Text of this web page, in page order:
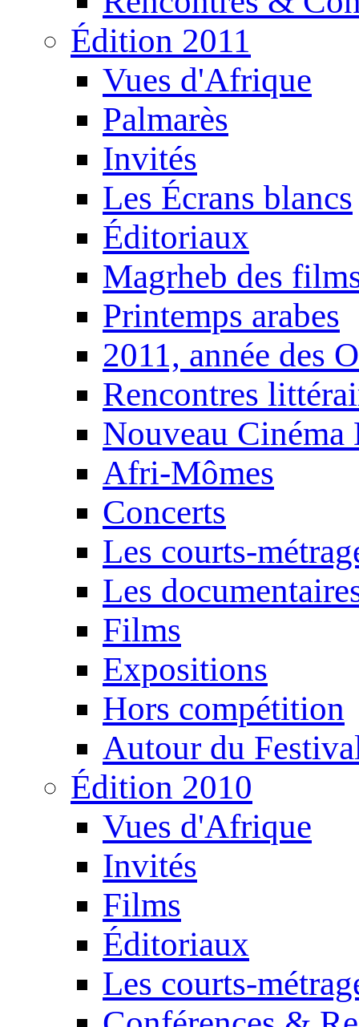
Édition 2011
Vues d'Afrique
Palmarès
Invités
Les Écrans blancs
Éditoriaux
Magrheb des
Printemps arabes
2011, année des
Rencontres
Nouveau Cinéma
Afri-Mômes
Concerts
Les courts-
Les
Films
Expositions
Hors compétition
Autour du
Édition 2010
Vues d'Afrique
Invités
Films
Éditoriaux
Les courts-